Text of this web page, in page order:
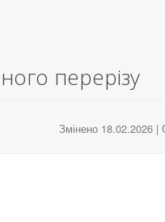
перерізу
Змінено 18.02.2026 |